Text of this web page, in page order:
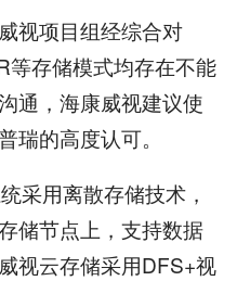
项目组经综合对
等存储模式均存在不能
通，海康威视建议使
瑞的高度认可。
用离散存储技术，
储节点上，支持数据
视云存储采用DFS+视